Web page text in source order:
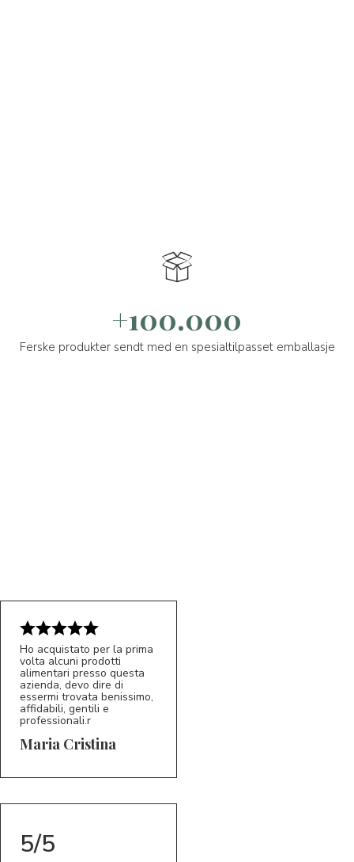
+100.000
Ferske produkter sendt med en spesialtilpasset emballasje
MC 5/5
Ho acquistato per la prima
volta alcuni prodotti
alimentari presso questa
azienda, devo dire di
essermi trovata benissimo,
affidabili, gentili e
professionali.r
Maria Cristina
5/5